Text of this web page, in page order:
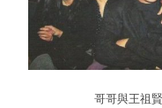
哥哥與王祖